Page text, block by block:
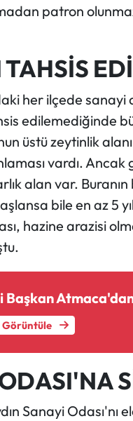
patron
her ilçede
edilemediğinde
üstü zeytinlik
vardı. Ancak
alan var. Buranın
bile en az 5
hazine arazisi
Başkan
Görüntüle
Sanayi